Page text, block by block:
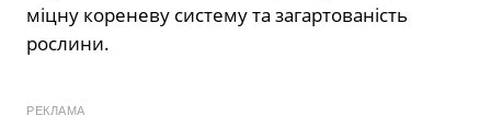
міцну кореневу систему та загартованість
рослини.
РЕКЛАМА